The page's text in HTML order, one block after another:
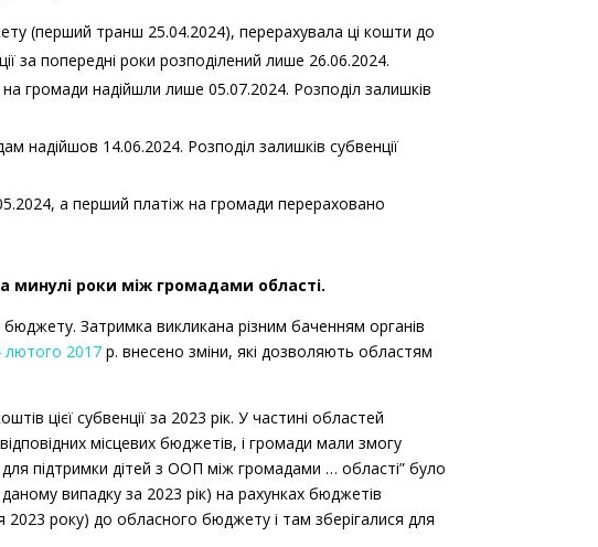
(перший транш 25.04.2024), перерахувала ці кошти до
за попередні роки розподілений лише 26.06.2024.
надійшли лише 05.07.2024. Розподіл залишків
надійшов 14.06.2024. Розподіл залишків субвенції
а перший платіж на громади перераховано
минулі роки між громадами області.
Затримка викликана різним баченням органів
лютого 2017 р. внесено зміни, які дозволяють областям
цієї субвенції за 2023 рік. У частині областей
місцевих бюджетів, і громади мали змогу
підтримки дітей з ООП між громадами … області” було
випадку за 2023 рік) на рахунках бюджетів
2023 року) до обласного бюджету і там зберігалися для